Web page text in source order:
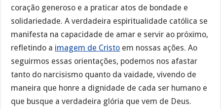
coração generoso e a praticar atos de bondade e
solidariedade. A verdadeira espiritualidade católica se
manifesta na capacidade de amar e servir ao próximo,
refletindo a imagem de Cristo em nossas ações. Ao
seguirmos essas orientações, podemos nos afastar
tanto do narcisismo quanto da vaidade, vivendo de
maneira que honre a dignidade de cada ser humano e
que busque a verdadeira glória que vem de Deus.